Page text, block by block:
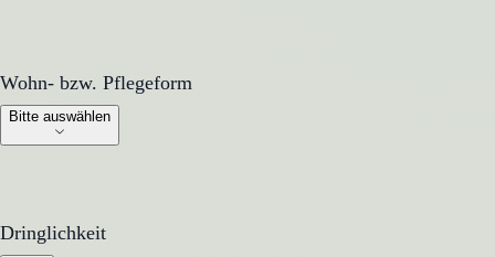
Wohn- bzw. Pflegeform
Wohn- bzw. Pflegeform
Bitte auswählen
Dringlichkeit
Dringlichkeit